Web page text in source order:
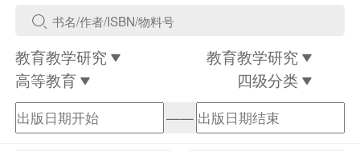
教育教学研究
教育教学研究
高等教育
四级分类
——